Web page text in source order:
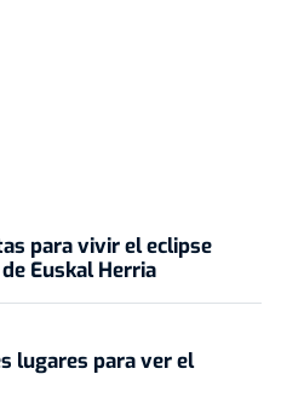
para vivir el eclipse
Euskal Herria
lugares para ver el